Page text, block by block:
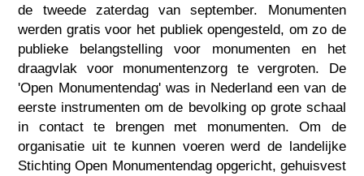
de tweede zaterdag van september. Monumenten
werden gratis voor het publiek opengesteld, om zo de
publieke belangstelling voor monumenten en het
draagvlak voor monumentenzorg te vergroten. De
'Open Monumentendag' was in Nederland een van de
eerste instrumenten om de bevolking op grote schaal
in contact te brengen met monumenten. Om de
organisatie uit te kunnen voeren werd de landelijke
Stichting Open Monumentendag opgericht, gehuisvest